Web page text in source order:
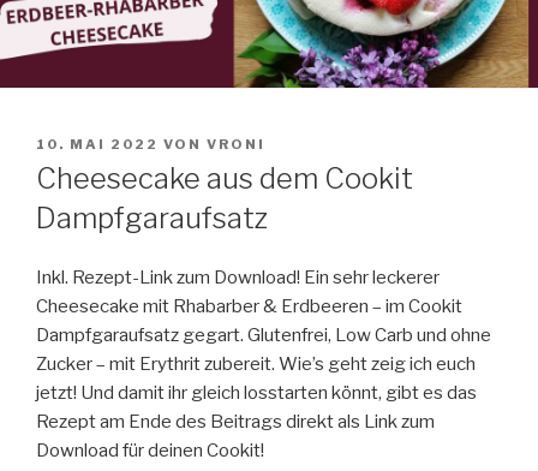
VERÖFFENTLICHT
AM
10. MAI 2022 VON VRONI
Cheesecake aus dem Cookit
Dampfgaraufsatz
Inkl. Rezept-Link zum Download! Ein sehr leckerer
Cheesecake mit Rhabarber & Erdbeeren – im Cookit
Dampfgaraufsatz gegart. Glutenfrei, Low Carb und ohne
Zucker – mit Erythrit zubereit. Wie’s geht zeig ich euch
jetzt! Und damit ihr gleich losstarten könnt, gibt es das
Rezept am Ende des Beitrags direkt als Link zum
Download für deinen Cookit!